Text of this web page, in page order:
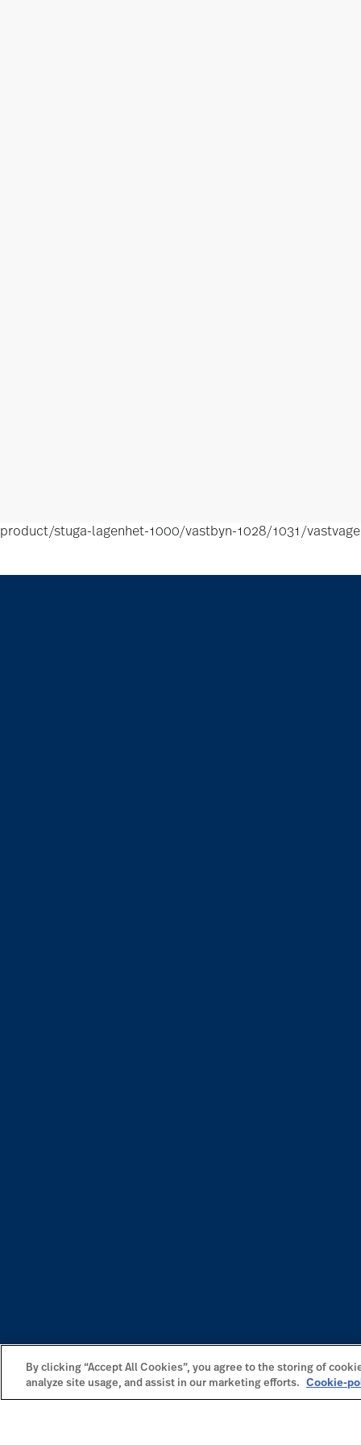
product/stuga-lagenhet-1000/vastbyn-1028/1031/
By clicking “Accept All Cookies”, you agree to the storing of
analyze site usage, and assist in our marketing efforts.
Cookie-